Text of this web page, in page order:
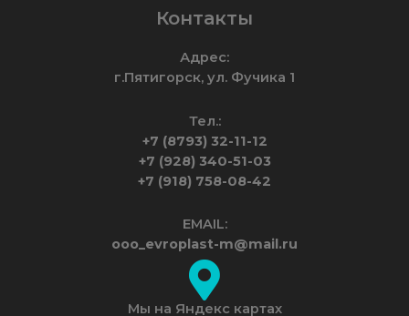
Контакты
Адрес:
г.Пятигорск, ул. Фучика 1
Тел.:
+7 (8793) 32-11-12
+7 (928) 340-51-03
+7 (918) 758-08-42
EMAIL:
ooo_evroplast-m@mail.ru
Мы на Яндекс картах